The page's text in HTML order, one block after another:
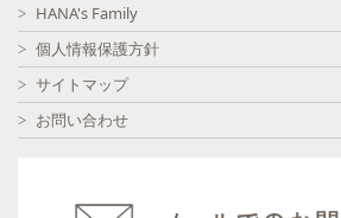
HANA's Family
個人情報保護方針
サイトマップ
お問い合わせ